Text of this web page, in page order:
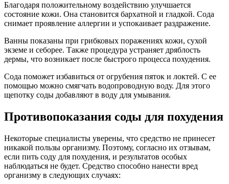
Благодаря положительному воздействию улучшается
состояние кожи. Она становится бархатной и гладкой. Сода
снимает проявление аллергии и успокаивает раздражение.
Ванны показаны при грибковых поражениях кожи, сухой
экземе и себорее. Также процедура устраняет дряблость
дермы, что возникает после быстрого процесса похудения.
Сода поможет избавиться от огрубения пяток и локтей. С ее
помощью можно смягчать водопроводную воду. Для этого
щепотку соды добавляют в воду для умывания.
Противопоказания соды для похудения
Некоторые специалисты уверены, что средство не принесет
никакой пользы организму. Поэтому, согласно их отзывам,
если пить соду для похудения, и результатов особых
наблюдаться не будет. Средство способно нанести вред
организму в следующих случаях: